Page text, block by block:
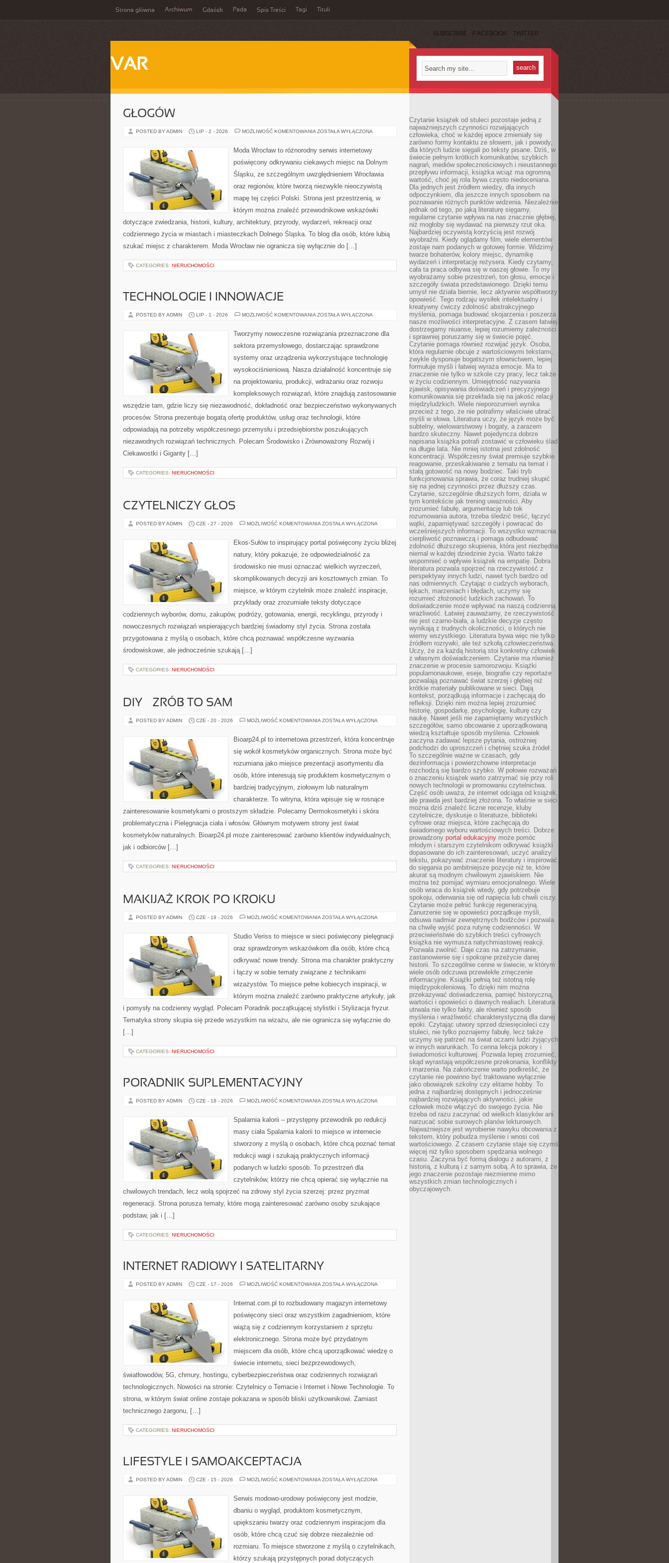
Strona główna Archiwum Gdańsk Pada Spis Treści Tagi Tituli
SUBSCRIBE FACEBOOK TWITTER
VAR
GŁOGÓW
POSTED BY ADMIN LIP - 2 - 2026 MOŻLIWOŚĆ KOMENTOWANIA GŁOGÓW
ZOSTAŁA WYŁĄCZONA
Moda Wrocław to różnorodny serwis internetowy
poświęcony odkrywaniu ciekawych miejsc na Dolnym
Śląsku, ze szczególnym uwzględnieniem Wrocławia
oraz regionów, które tworzą niezwykle nieoczywistą
mapę tej części Polski. Strona jest przestrzenią, w
którym można znaleźć przewodnikowe wskazówki
dotyczące zwiedzania, historii, kultury, architektury, przyrody, wydarzeń, rekreacji oraz
codziennego życia w miastach i miasteczkach Dolnego Śląska. To blog dla osób, które lubią
szukać miejsc z charakterem. Moda Wrocław nie ogranicza się wyłącznie do […]
CATEGORIES: NIERUCHOMOŚCI
TECHNOLOGIE I INNOWACJE
POSTED BY ADMIN LIP - 1 - 2026 MOŻLIWOŚĆ KOMENTOWANIA TECHNOLOGIE
ZOSTAŁA WYŁĄCZONA
Tworzymy nowoczesne rozwiązania przeznaczone dla
sektora przemysłowego, dostarczając sprawdzone
systemy oraz urządzenia wykorzystujące technologię
wysokociśnieniową. Nasza działalność koncentruje się
na projektowaniu, produkcji, wdrażaniu oraz rozwoju
kompleksowych rozwiązań, które znajdują zastosowanie
wszędzie tam, gdzie liczy się niezawodność, dokładność oraz bezpieczeństwo wykonywanych
procesów. Strona prezentuje bogatą ofertę produktów, usług oraz technologii, które
odpowiadają na potrzeby współczesnego przemysłu i przedsiębiorstw poszukujących
niezawodnych rozwiązań technicznych. Polecam Środowisko i Zrównoważony Rozwój i
Ciekawostki i Giganty […]
CATEGORIES: NIERUCHOMOŚCI
CZYTELNICZY GŁOS
POSTED BY ADMIN CZE - 27 - 2026 MOŻLIWOŚĆ KOMENTOWANIA CZYTELNICZY
ZOSTAŁA WYŁĄCZONA
Ekos-Sułów to inspirujący portal poświęcony życiu bliżej
natury, który pokazuje, że odpowiedzialność za
środowisko nie musi oznaczać wielkich wyrzeczeń,
skomplikowanych decyzji ani kosztownych zmian. To
miejsce, w którym czytelnik może znaleźć inspiracje,
przykłady oraz zrozumiałe teksty dotyczące
codziennych wyborów, domu, zakupów, podróży, gotowania, energii, recyklingu, przyrody i
nowoczesnych rozwiązań wspierających bardziej świadomy styl życia. Strona została
przygotowana z myślą o osobach, które chcą poznawać współczesne wyzwania
środowiskowe, ale jednocześnie szukają […]
CATEGORIES: NIERUCHOMOŚCI
DIY – ZRÓB TO SAM
POSTED BY ADMIN CZE - 20 - 2026 MOŻLIWOŚĆ KOMENTOWANIA DIY
TO
SAM
ZOSTAŁA WYŁĄCZONA
Bioarp24.pl to internetowa przestrzeń, która koncentruje
się wokół kosmetyków organicznych. Strona może być
rozumiana jako miejsce prezentacji asortymentu dla
osób, które interesują się produktem kosmetycznym o
bardziej tradycyjnym, ziołowym lub naturalnym
charakterze. To witryna, która wpisuje się w rosnące
zainteresowanie kosmetykami o prostszym składzie. Polecamy Dermokosmetyki i skóra
problematyczna i Pielęgnacja ciała i włosów. Głównym motywem strony jest świat
kosmetyków naturalnych. Bioarp24.pl może zainteresować zarówno klientów indywidualnych,
jak i odbiorców […]
CATEGORIES: NIERUCHOMOŚCI
MAKIJAŻ KROK PO KROKU
POSTED BY ADMIN CZE - 19 - 2026 MOŻLIWOŚĆ KOMENTOWANIA MAKIJAŻ
KROKU
ZOSTAŁA WYŁĄCZONA
Studio Veriss to miejsce w sieci poświęcony pielęgnacji
oraz sprawdzonym wskazówkom dla osób, które chcą
odkrywać nowe trendy. Strona ma charakter praktyczny
i łączy w sobie tematy związane z technikami
wizażystów. To miejsce pełne kobiecych inspiracji, w
którym można znaleźć zarówno praktyczne artykuły, jak
i pomysły na codzienny wygląd. Polecam Poradnik początkującej stylistki i Stylizacja fryzur.
Tematyka strony skupia się przede wszystkim na wizażu, ale nie ogranicza się wyłącznie do
[…]
CATEGORIES: NIERUCHOMOŚCI
PORADNIK SUPLEMENTACYJNY
POSTED BY ADMIN CZE - 18 - 2026 MOŻLIWOŚĆ KOMENTOWANIA PORADNIK
ZOSTAŁA WYŁĄCZONA
Spalarnia kalorii – przystępny przewodnik po redukcji
masy ciała Spalarnia kalorii to miejsce w internecie
stworzony z myślą o osobach, które chcą poznać temat
redukcji wagi i szukają praktycznych informacji
podanych w ludzki sposób. To przestrzeń dla
czytelników, którzy nie chcą opierać się wyłącznie na
chwilowych trendach, lecz wolą spojrzeć na zdrowy styl życia szerzej: przez pryzmat
regeneracji. Strona porusza tematy, które mogą zainteresować zarówno osoby szukające
podstaw, jak i […]
CATEGORIES: NIERUCHOMOŚCI
INTERNET RADIOWY I SATELITARNY
POSTED BY ADMIN CZE - 17 - 2026 MOŻLIWOŚĆ KOMENTOWANIA INTERNET
SATELITARNY
ZOSTAŁA WYŁĄCZONA
Internat.com.pl to rozbudowany magazyn internetowy
poświęcony sieci oraz wszystkim zagadnieniom, które
wiążą się z codziennym korzystaniem z sprzętu
elektronicznego. Strona może być przydatnym
miejscem dla osób, które chcą uporządkować wiedzę o
świecie internetu, sieci bezprzewodowych,
światłowodów, 5G, chmury, hostingu, cyberbezpieczeństwa oraz codziennych rozwiązań
technologicznych. Nowości na stronie: Czytelnicy o Temacie i Internet i Nowe Technologie. To
strona, w którym świat online zostaje pokazana w sposób bliski użytkownikowi. Zamiast
technicznego żargonu, […]
CATEGORIES: NIERUCHOMOŚCI
LIFESTYLE I SAMOAKCEPTACJA
POSTED BY ADMIN CZE - 15 - 2026 MOŻLIWOŚĆ KOMENTOWANIA LIFESTYLE
ZOSTAŁA WYŁĄCZONA
Serwis modowo-urodowy poświęcony jest modzie,
dbaniu o wygląd, produktom kosmetycznym,
upiększaniu twarzy oraz codziennym inspiracjom dla
osób, które chcą czuć się dobrze niezależnie od
rozmiaru. To miejsce stworzone z myślą o czytelnikach,
którzy szukają przystępnych porad dotyczących
Czytanie książek od stuleci pozostaje jedną z
najważniejszych czynności rozwijających
człowieka, choć w każdej epoce zmieniały się
zarówno formy kontaktu ze słowem, jak i powody,
dla których ludzie sięgali po teksty pisane. Dziś, w
świecie pełnym krótkich komunikatów, szybkich
nagrań, mediów społecznościowych i nieustannego
przepływu informacji, książka wciąż ma ogromną
wartość, choć jej rola bywa często niedoceniana.
Dla jednych jest źródłem wiedzy, dla innych
odpoczynkiem, dla jeszcze innych sposobem na
poznawanie różnych punktów widzenia. Niezależnie
jednak od tego, po jaką literaturę sięgamy,
regularne czytanie wpływa na nas znacznie głębiej,
niż mogłoby się wydawać na pierwszy rzut oka.
Najbardziej oczywistą korzyścią jest rozwój
wyobraźni. Kiedy oglądamy film, wiele elementów
zostaje nam podanych w gotowej formie. Widzimy
twarze bohaterów, kolory miejsc, dynamikę
wydarzeń i interpretację reżysera. Kiedy czytamy,
cała ta praca odbywa się w naszej głowie. To my
wyobrażamy sobie przestrzeń, ton głosu, emocje i
szczegóły świata przedstawionego. Dzięki temu
umysł nie działa biernie, lecz aktywnie współtworzy
opowieść. Tego rodzaju wysiłek intelektualny i
kreatywny ćwiczy zdolność abstrakcyjnego
myślenia, pomaga budować skojarzenia i poszerza
nasze możliwości interpretacyjne. Z czasem łatwiej
dostrzegamy niuanse, lepiej rozumiemy zależności
i sprawniej poruszamy się w świecie pojęć.
Czytanie pomaga również rozwijać język. Osoba,
która regularnie obcuje z wartościowymi tekstami,
zwykle dysponuje bogatszym słownictwem, lepiej
formułuje myśli i łatwiej wyraża emocje. Ma to
znaczenie nie tylko w szkole czy pracy, lecz także
w życiu codziennym. Umiejętność nazywania
zjawisk, opisywania doświadczeń i precyzyjnego
komunikowania się przekłada się na jakość relacji
międzyludzkich. Wiele nieporozumień wynika
przecież z tego, że nie potrafimy właściwie ubrać
myśli w słowa. Literatura uczy, że język może być
subtelny, wielowarstwowy i bogaty, a zarazem
bardzo skuteczny. Nawet pojedyncza dobrze
napisana książka potrafi zostawić w człowieku ślad
na długie lata. Nie mniej istotna jest zdolność
koncentracji. Współczesny świat premiuje szybkie
reagowanie, przeskakiwanie z tematu na temat i
stałą gotowość na nowy bodziec. Taki tryb
funkcjonowania sprawia, że coraz trudniej skupić
się na jednej czynności przez dłuższy czas.
Czytanie, szczególnie dłuższych form, działa w
tym kontekście jak trening uważności. Aby
zrozumieć fabułę, argumentację lub tok
rozumowania autora, trzeba śledzić treść, łączyć
wątki, zapamiętywać szczegóły i powracać do
wcześniejszych informacji. To wszystko wzmacnia
cierpliwość poznawczą i pomaga odbudować
zdolność dłuższego skupienia, która jest niezbędna
niemal w każdej dziedzinie życia. Warto także
wspomnieć o wpływie książek na empatię. Dobra
literatura pozwala spojrzeć na rzeczywistość z
perspektywy innych ludzi, nawet tych bardzo od
nas odmiennych. Czytając o cudzych wyborach,
lękach, marzeniach i błędach, uczymy się
rozumieć złożoność ludzkich zachowań. To
doświadczenie może wpływać na naszą codzienną
wrażliwość. Łatwiej zauważamy, że rzeczywistość
nie jest czarno-biała, a ludzkie decyzje często
wynikają z trudnych okoliczności, o których nie
wiemy wszystkiego. Literatura bywa więc nie tylko
źródłem rozrywki, ale też szkołą człowieczeństwa.
Uczy, że za każdą historią stoi konkretny człowiek
z własnym doświadczeniem. Czytanie ma również
znaczenie w procesie samorozwoju. Książki
popularnonaukowe, eseje, biografie czy reportaże
pozwalają poznawać świat szerzej i głębiej niż
krótkie materiały publikowane w sieci. Dają
kontekst, porządkują informacje i zachęcają do
refleksji. Dzięki nim można lepiej zrozumieć
historię, gospodarkę, psychologię, kulturę czy
naukę. Nawet jeśli nie zapamiętamy wszystkich
szczegółów, samo obcowanie z uporządkowaną
wiedzą kształtuje sposób myślenia. Człowiek
zaczyna zadawać lepsze pytania, ostrożniej
podchodzi do uproszczeń i chętniej szuka źródeł.
To szczególnie ważne w czasach, gdy
dezinformacja i powierzchowne interpretacje
rozchodzą się bardzo szybko. W połowie rozważań
o znaczeniu książek warto zatrzymać się przy roli
nowych technologii w promowaniu czytelnictwa.
Część osób uważa, że internet odciąga od książek,
ale prawda jest bardziej złożona. To właśnie w sieci
można dziś znaleźć liczne recenzje, kluby
czytelnicze, dyskusje o literaturze, biblioteki
cyfrowe oraz miejsca, które zachęcają do
świadomego wyboru wartościowych treści. Dobrze
prowadzony portal edukacyjny może pomóc
młodym i starszym czytelnikom odkrywać książki
dopasowane do ich zainteresowań, uczyć analizy
tekstu, pokazywać znaczenie literatury i inspirować
do sięgania po ambitniejsze pozycje niż te, które
akurat są modnym chwilowym zjawiskiem. Nie
można też pomijać wymiaru emocjonalnego. Wiele
osób wraca do książek wtedy, gdy potrzebuje
spokoju, oderwania się od napięcia lub chwili ciszy.
Czytanie może pełnić funkcję regeneracyjną.
Zanurzenie się w opowieści porządkuje myśli,
odsuwa nadmiar zewnętrznych bodźców i pozwala
na chwilę wyjść poza rutynę codzienności. W
przeciwieństwie do szybkich treści cyfrowych
książka nie wymusza natychmiastowej reakcji.
Pozwala zwolnić. Daje czas na zatrzymanie,
zastanowienie się i spokojne przeżycie danej
historii. To szczególnie cenne w świecie, w którym
wiele osób odczuwa przewlekłe zmęczenie
informacyjne. Książki pełnią też istotną rolę
międzypokoleniową. To dzięki nim można
przekazywać doświadczenia, pamięć historyczną,
wartości i opowieści o dawnych realiach. Literatura
utrwala nie tylko fakty, ale również sposób
myślenia i wrażliwość charakterystyczną dla danej
epoki. Czytając utwory sprzed dziesięcioleci czy
stuleci, nie tylko poznajemy fabułę, lecz także
uczymy się patrzeć na świat oczami ludzi żyjących
w innych warunkach. To cenna lekcja pokory i
świadomości kulturowej. Pozwala lepiej zrozumieć,
skąd wyrastają współczesne przekonania, konflikty
i marzenia. Na zakończenie warto podkreślić, że
czytanie nie powinno być traktowane wyłącznie
jako obowiązek szkolny czy elitarne hobby. To
jedna z najbardziej dostępnych i jednocześnie
najbardziej rozwijających aktywności, jakie
człowiek może włączyć do swojego życia. Nie
trzeba od razu zaczynać od wielkich klasyków ani
narzucać sobie surowych planów lekturowych.
Najważniejsze jest wyrobienie nawyku obcowania z
tekstem, który pobudza myślenie i wnosi coś
wartościowego. Z czasem czytanie staje się czymś
więcej niż tylko sposobem spędzania wolnego
czasu. Zaczyna być formą dialogu z autorami, z
historią, z kulturą i z samym sobą. A to sprawia, że
jego znaczenie pozostaje niezmienne mimo
wszystkich zmian technologicznych i
obyczajowych.